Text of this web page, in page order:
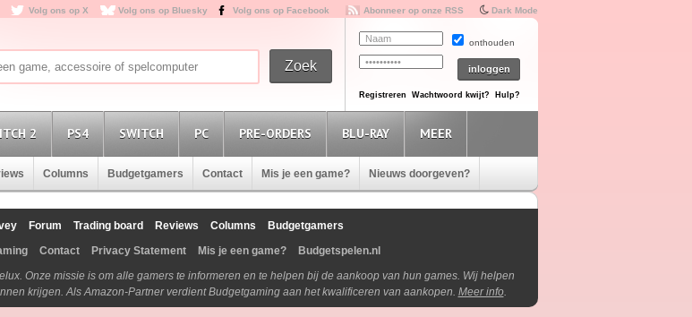
Volg ons op X Volg ons op Bluesky Volg ons op Facebook Abonneer op onze RSS Dark Mode
onthouden
Registreren Wachtwoord kwijt? Hulp?
2 PS4 SWITCH PC PRE-ORDERS BLU-RAY MEER
Columns Budgetgamers Contact Mis je een game? Nieuws doorgeven?
Forum Trading board Reviews Columns
Budgetgamers
Contact Privacy Statement Mis je een game?
Budgetspelen.nl
Onze missie is om alle gamers te informeren en te helpen bij de aankoop van hun games. Wij helpen
krijgen. Als Amazon-Partner verdient Budgetgaming aan het kwalificeren van aankopen. Meer info.